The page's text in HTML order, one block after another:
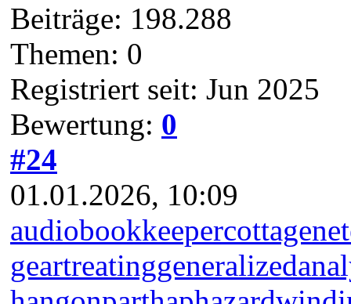
Beiträge: 198.288
Themen: 0
Registriert seit: Jun 2025
Bewertung: 0
#24
01.01.2026, 10:09
audiobookkeepercottagenet
geartreating